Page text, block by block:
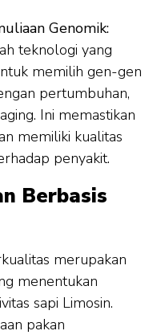
Genomik:
teknologi yang
memilih gen-gen
pertumbuhan,
Ini memastikan
memiliki kualitas
penyakit.
Berbasis
merupakan
menentukan
sapi Limosin.
pakan